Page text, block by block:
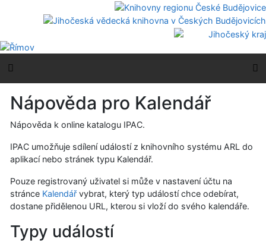
Přejít na menu
Nápověda pro Kalendář
Nápověda k online katalogu IPAC.
IPAC umožňuje sdílení událostí z knihovního systému ARL do
aplikací nebo stránek typu Kalendář.
Pouze registrovaný uživatel si může v nastavení účtu na
stránce Kalendář vybrat, který typ událostí chce odebírat,
dostane přidělenou URL, kterou si vloží do svého kalendáře.
Typy událostí